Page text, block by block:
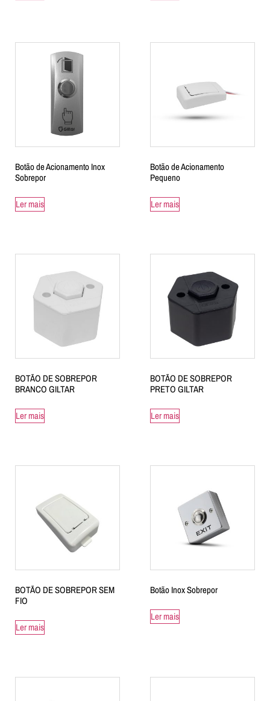
Botão de Acionamento Inox
Sobrepor
Ler mais
Botão de Acionamento
Pequeno
Ler mais
BOTÃO DE SOBREPOR
BRANCO GILTAR
Ler mais
BOTÃO DE SOBREPOR
PRETO GILTAR
Ler mais
BOTÃO DE SOBREPOR SEM
FIO
Ler mais
Botão Inox Sobrepor
Ler mais